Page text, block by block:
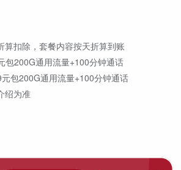
算扣除，套餐内容按天折算到账
包200G通用流量+100分钟通话
包200G通用流量+100分钟通话
绍为准